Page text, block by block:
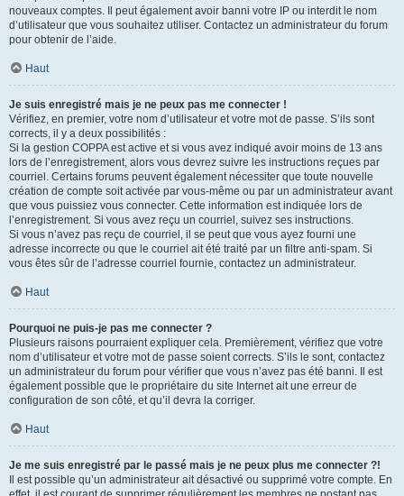
nouveaux comptes. Il peut également avoir banni votre IP ou interdit le nom
d’utilisateur que vous souhaitez utiliser. Contactez un administrateur du forum
pour obtenir de l’aide.
Haut
Je suis enregistré mais je ne peux pas me connecter !
Vérifiez, en premier, votre nom d’utilisateur et votre mot de passe. S’ils sont
corrects, il y a deux possibilités :
Si la gestion COPPA est active et si vous avez indiqué avoir moins de 13 ans
lors de l’enregistrement, alors vous devrez suivre les instructions reçues par
courriel. Certains forums peuvent également nécessiter que toute nouvelle
création de compte soit activée par vous-même ou par un administrateur avant
que vous puissiez vous connecter. Cette information est indiquée lors de
l’enregistrement. Si vous avez reçu un courriel, suivez ses instructions.
Si vous n’avez pas reçu de courriel, il se peut que vous ayez fourni une
adresse incorrecte ou que le courriel ait été traité par un filtre anti-spam. Si
vous êtes sûr de l’adresse courriel fournie, contactez un administrateur.
Haut
Pourquoi ne puis-je pas me connecter ?
Plusieurs raisons pourraient expliquer cela. Premièrement, vérifiez que votre
nom d’utilisateur et votre mot de passe soient corrects. S’ils le sont, contactez
un administrateur du forum pour vérifier que vous n’avez pas été banni. Il est
également possible que le propriétaire du site Internet ait une erreur de
configuration de son côté, et qu’il devra la corriger.
Haut
Je me suis enregistré par le passé mais je ne peux plus me connecter ?!
Il est possible qu’un administrateur ait désactivé ou supprimé votre compte. En